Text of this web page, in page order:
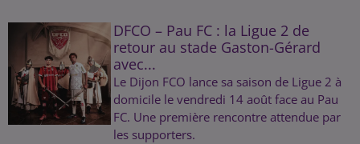
DFCO – Pau FC : la Ligue 2 de
retour au stade Gaston-Gérard
avec...
Le Dijon FCO lance sa saison de Ligue 2 à
domicile le vendredi 14 août face au Pau
FC. Une première rencontre attendue par
les supporters.